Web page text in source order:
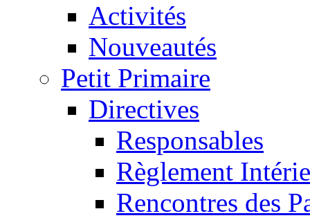
Activités
Nouveautés
Petit Primaire
Directives
Responsables
Règlement
Rencontres des